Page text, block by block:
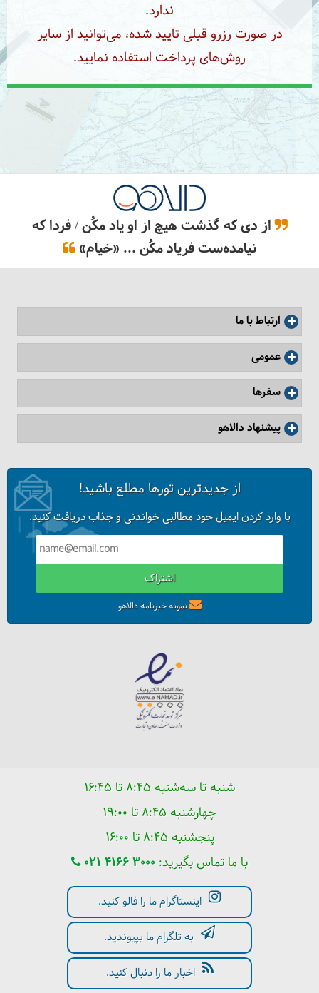
ندارد.
در صورت رزرو قبلی تایید شده، می‌توانید از سایر
روش‌های پرداخت استفاده نمایید.
از دی که گذشت هیچ از او یاد مکُن / فردا که
نیامده‌ست فریاد مکُن ... «خیام»
ارتباط با ما
عمومی
سفرها
پیشنهاد دالاهو
از جدیدترین تورها مطلع باشید!
با وارد کردن ایمیل خود مطالبی خواندنی و جذاب دریافت کنید.
اشتراک
نمونه خبرنامه دالاهو
شنبه تا سه‌شنبه ۸:۴۵ تا ۱۶:۴۵
چهارشنبه ۸:۴۵ تا ۱۹:۰۰
پنجشنبه ۸:۴۵ تا ۱۶:۰۰
با ما تماس بگیرید: 021 4166 3000
اینستاگرام ما را فالو کنید.
به تلگرام ما بپیوندید.
اخبار ما را دنبال کنید.